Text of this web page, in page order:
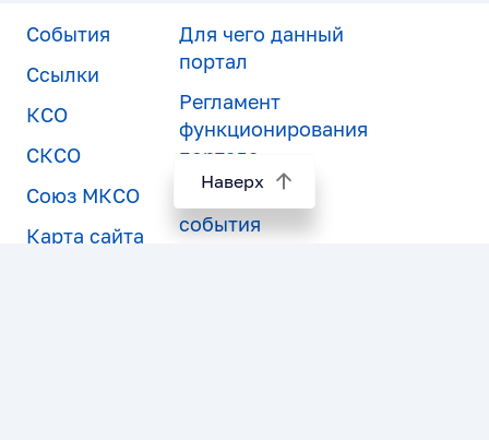
События
Ссылки
КСО
СКСО
Союз МКСО
Карта сайта
Для чего данный
портал
Регламент
функционирования
портала
Подписка на
события
Наверх